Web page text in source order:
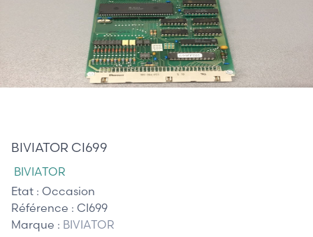
BIVIATOR CI699
BIVIATOR
Etat : Occasion
Référence : CI699
Marque : BIVIATOR